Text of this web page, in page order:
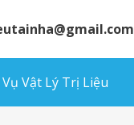
Vật Lý Trị Liệu